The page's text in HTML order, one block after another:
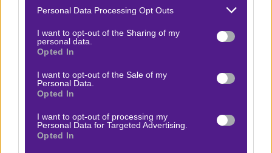
Please note that this website/app uses one or more Google
not limited to your visit or usage behaviour. You may click to
grant or deny consent to Google and its third-party tags to
use your data for below specified purposes in below Google
consent section.
Personal Data Processing Opt Outs
I want to opt-out of the Sharing of my
personal data.
Opted In
I want to opt-out of the Sale of my
Personal Data.
Opted In
I want to opt-out of processing my
Personal Data for Targeted Advertising.
Opted In
πως η αναμέτρηση θα καλύψει όλα τα όρια γύρων όλων
Προγνωστικά : CS2 – BLAST Bounty – Επιλέγουμε
Ο Βασίλης Πυλιάνος προτείνει: